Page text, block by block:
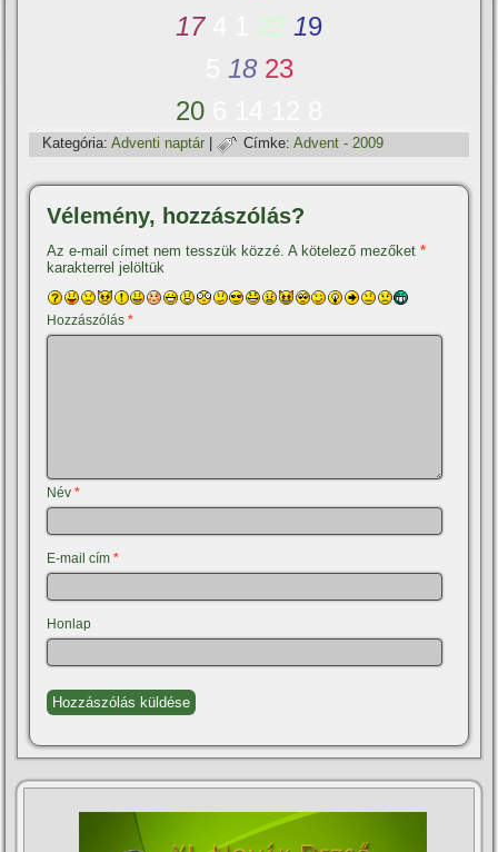
17
22 19
18 23
20
Kategória: Adventi naptár | Címke: Advent - 2009
Vélemény, hozzászólás?
Az e-mail címet nem tesszük közzé. A kötelező mezőket*
karakterrel jelöltük
Hozzászólás*
Név*
E-mail cím*
Honlap